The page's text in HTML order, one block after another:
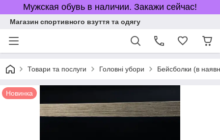
Мужская обувь в наличии. Закажи сейчас!
Магазин спортивного взуття та одягу
Товари та послуги Головні убори Бейсболки (в
Новинка